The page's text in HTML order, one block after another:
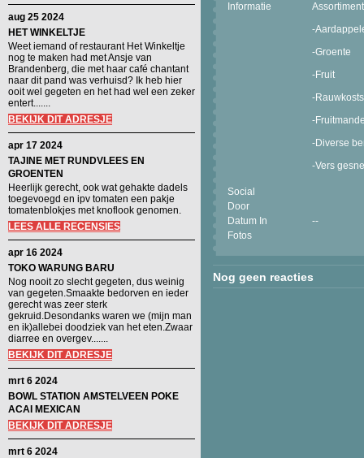
aug 25 2024
HET WINKELTJE
Weet iemand of restaurant Het Winkeltje
nog te maken had met Ansje van
Brandenberg, die met haar café chantant
naar dit pand was verhuisd? Ik heb hier
ooit wel gegeten en het had wel een zeker
entert.......
BEKIJK DIT ADRESJE
apr 17 2024
TAJINE MET RUNDVLEES EN
GROENTEN
Heerlijk gerecht, ook wat gehakte dadels
toegevoegd en ipv tomaten een pakje
tomatenblokjes met knoflook genomen.
LEES ALLE RECENSIES
apr 16 2024
TOKO WARUNG BARU
Nog nooit zo slecht gegeten, dus weinig
van gegeten.Smaakte bedorven en ieder
gerecht was zeer sterk
gekruid.Desondanks waren we (mijn man
en ik)allebei doodziek van het eten.Zwaar
diarree en overgev.......
BEKIJK DIT ADRESJE
mrt 6 2024
BOWL STATION AMSTELVEEN POKE
ACAI MEXICAN
BEKIJK DIT ADRESJE
mrt 6 2024
Informatie
-
-Groente
-Fruit
-
-
-Diverse
-Vers
Social
Door
Datum In
--
Fotos
Nog geen reacties